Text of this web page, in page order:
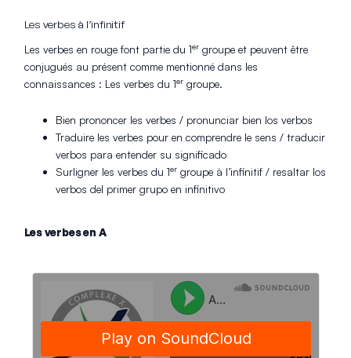
Les verbes à l’infinitif
Les verbes en rouge font partie du 1ergroupe et peuvent être
conjugués au présent comme mentionné dans les
connaissances : Les verbes du 1ergroupe.
Bien prononcer les verbes / pronunciar bien los verbos
Traduire les verbes pour en comprendre le sens / traducir
verbos para entender su significado
Surligner les verbes du 1ergroupe à l’infinitif / resaltar los
verbos del primer grupo en infinitivo
Les verbes en A